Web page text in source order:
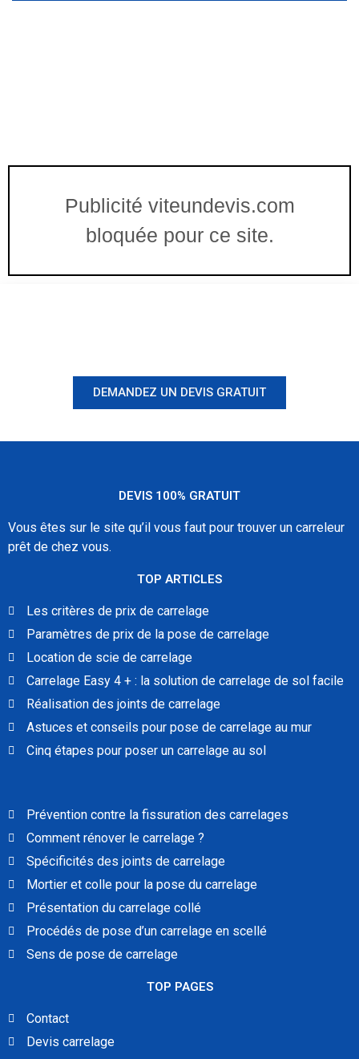
Publicité viteundevis.com
bloquée pour ce site.
DEMANDEZ UN DEVIS GRATUIT
DEVIS 100% GRATUIT
Vous êtes sur le site qu’il vous faut pour trouver un carreleur
prêt de chez vous.
TOP ARTICLES
Les critères de prix de carrelage
Paramètres de prix de la pose de carrelage
Location de scie de carrelage
Carrelage Easy 4 + : la solution de carrelage de sol facile
Réalisation des joints de carrelage
Astuces et conseils pour pose de carrelage au mur
Cinq étapes pour poser un carrelage au sol
Prévention contre la fissuration des carrelages
Comment rénover le carrelage ?
Spécificités des joints de carrelage
Mortier et colle pour la pose du carrelage
Présentation du carrelage collé
Procédés de pose d’un carrelage en scellé
Sens de pose de carrelage
TOP PAGES
Contact
Devis carrelage